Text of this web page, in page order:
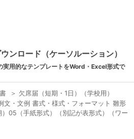
ンロード（ケーソルーション）
実用的なテンプレートをWord・Excel形式で
＞ 欠席届（短期・1日）（学校用）
文・文例 書式・様式・フォーマット 雛形
）05（手紙形式）（別記が表形式）（ワー